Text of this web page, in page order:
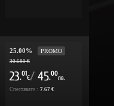
25.00% PROMO
30.680 €
23.01
€/ 45.00
лв.
Спестявате : 7.67 €